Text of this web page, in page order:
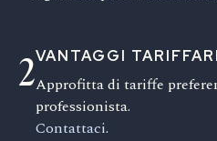
2VANTAGGI TARIFFARI
Approfitta di tariffe
professionista.
Contattaci.